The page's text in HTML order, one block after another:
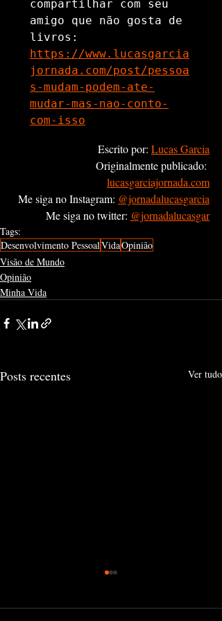
compartilhar com seu
amigo que não gosta de
https://www.lucasgarcia
jornada.com/post/pessoa
s-mudam-podem-ate-
mudar-mas-nao-conto-
com-isso
Escrito por: Lucas Garcia
Originalmente publicado:
lucasgarciajornada.com
Me siga no Instagram: @jornadalucasgarcia
Me siga no twitter: @jornadalucasgar
Tags:
Desenvolvimento PessoalVidaOpinião
Visão de Mundo
Opinião
Minha Vida
Posts recentes Ver tudo